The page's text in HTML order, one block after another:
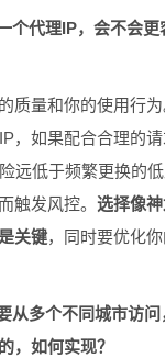
个代理IP，会不会更
质量和你的使用行为
，如果配合合理的
远低于频繁更换的
触发风控。 选择像
关键，同时要优化
从多个不同城市访
，如何实现？